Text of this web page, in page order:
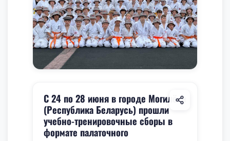
С 24 по 28 июня в городе Могилёве
(Республика Беларусь) прошли
учебно-тренировочные сборы в
формате палаточного